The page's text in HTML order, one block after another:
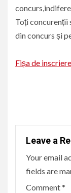
Toți concurenții
din concurs și
Fișa de
Leave a
Your email
fields are
Comment*